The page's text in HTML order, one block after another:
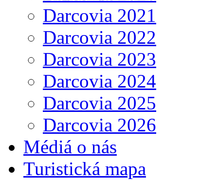
Darcovia 2021
Darcovia 2022
Darcovia 2023
Darcovia 2024
Darcovia 2025
Darcovia 2026
Médiá o nás
Turistická mapa